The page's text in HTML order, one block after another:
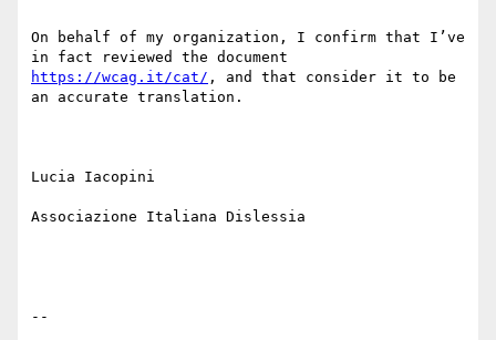
On behalf of my organization, I confirm that I’ve
https://wcag.it/cat/ , and that consider it to be
an accurate translation.
Lucia Iacopini
Associazione Italiana Dislessia
--